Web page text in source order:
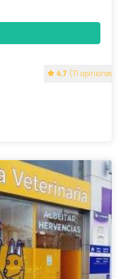
4.7 (71 opiniones)